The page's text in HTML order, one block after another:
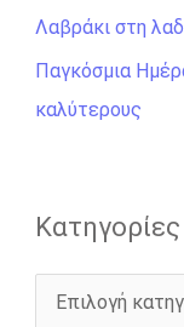
η
γ
Λαβράκι στη
Παγκόσμια
καλύτερους
Kατηγορίες